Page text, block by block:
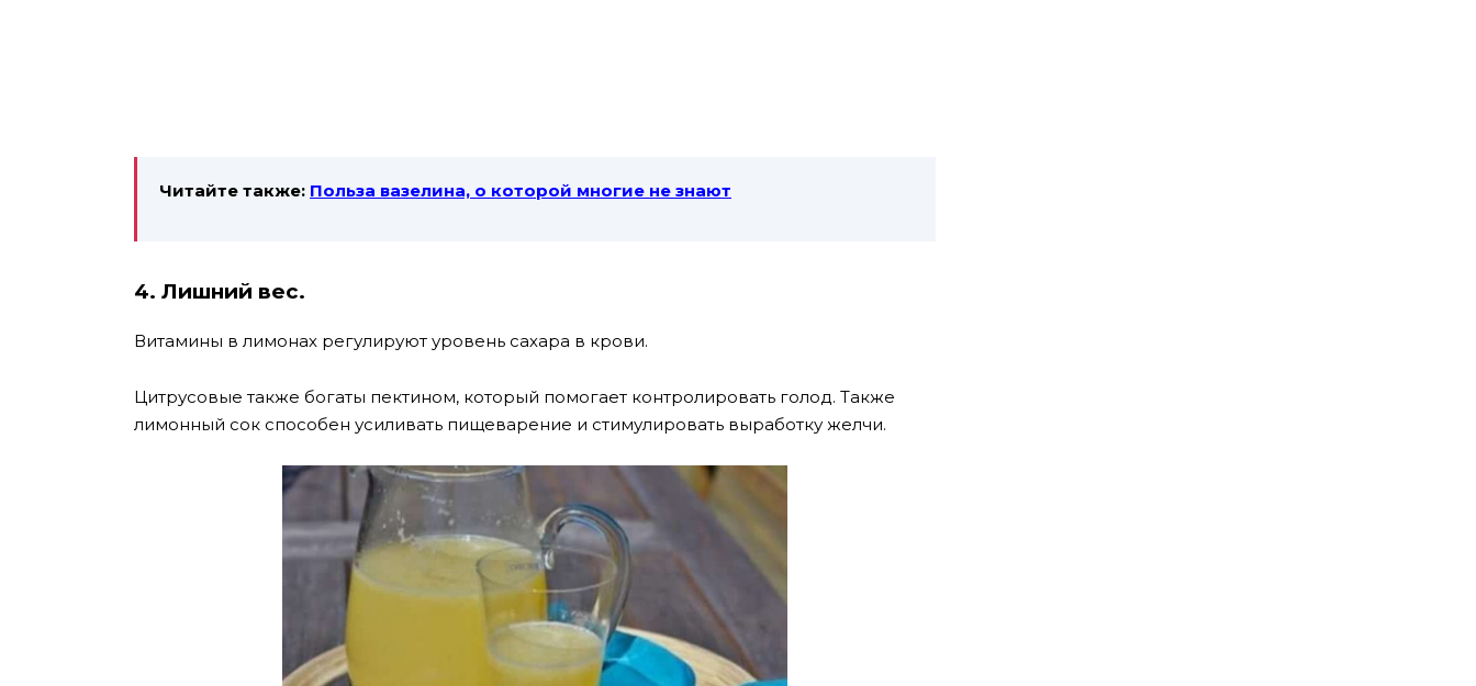
Читайте также: Польза вазелина, о которой многие не знают
4. Лишний вес.
Витамины в лимонах регулируют уровень сахара в крови.
Цитрусовые также богаты пектином, который помогает контролировать голод. Также
лимонный сок способен усиливать пищеварение и стимулировать выработку желчи.